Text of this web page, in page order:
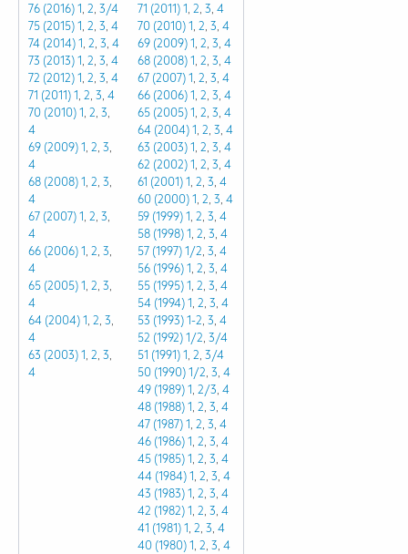
76 (2016)1, 2, 3/4
75 (2015)1, 2, 3, 4
74 (2014)1, 2, 3, 4
73 (2013)1, 2, 3, 4
72 (2012)1, 2, 3, 4
71 (2011)1, 2, 3, 4
70 (2010)1, 2, 3,
4
69 (2009)1, 2, 3,
4
68 (2008)1, 2, 3,
4
67 (2007)1, 2, 3,
4
66 (2006)1, 2, 3,
4
65 (2005)1, 2, 3,
4
64 (2004)1, 2, 3,
4
63 (2003)1, 2, 3,
4
71 (2011)1, 2, 3, 4
70 (2010)1, 2, 3, 4
69 (2009)1, 2, 3, 4
68 (2008)1, 2, 3, 4
67 (2007)1, 2, 3, 4
66 (2006)1, 2, 3, 4
65 (2005)1, 2, 3, 4
64 (2004)1, 2, 3, 4
63 (2003)1, 2, 3, 4
62 (2002)1, 2, 3, 4
61 (2001)1, 2, 3, 4
60 (2000)1, 2, 3, 4
59 (1999)1, 2, 3, 4
58 (1998)1, 2, 3, 4
57 (1997)1/2, 3, 4
56 (1996)1, 2, 3, 4
55 (1995)1, 2, 3, 4
54 (1994)1, 2, 3, 4
53 (1993)1-2, 3, 4
52 (1992)1/2, 3/4
51 (1991)1, 2, 3/4
50 (1990)1/2, 3, 4
49 (1989)1, 2/3, 4
48 (1988)1, 2, 3, 4
47 (1987)1, 2, 3, 4
46 (1986)1, 2, 3, 4
45 (1985)1, 2, 3, 4
44 (1984)1, 2, 3, 4
43 (1983)1, 2, 3, 4
42 (1982)1, 2, 3, 4
41 (1981)1, 2, 3, 4
40 (1980)1, 2, 3, 4